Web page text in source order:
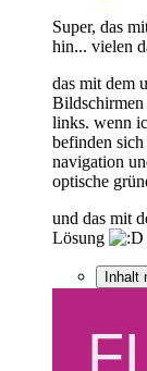
Super, das
hin... vielen
das mit dem
links. wenn
befinden
navigation
optische
und das mit
Lösung
Inhalt